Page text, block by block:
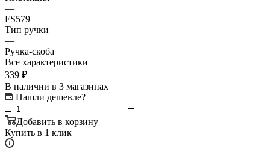
—
FS579
Тип ручки
—
Ручка-скоба
Все характеристики
339 ₽
В наличии в 3 магазинах
Нашли дешевле?
Добавить в корзину
Купить в 1 клик